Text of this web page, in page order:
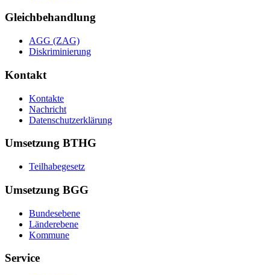
Gleichbehandlung
AGG (ZAG)
Diskriminierung
Kontakt
Kontakte
Nachricht
Datenschutzerklärung
Umsetzung BTHG
Teilhabegesetz
Umsetzung BGG
Bundesebene
Länderebene
Kommune
Service